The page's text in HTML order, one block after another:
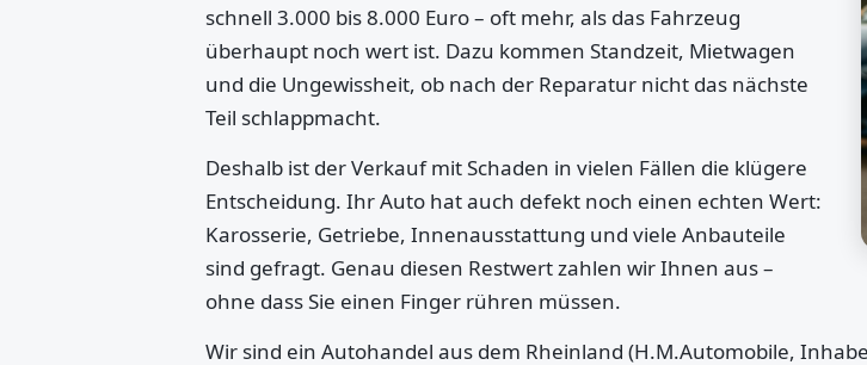
schnell 3.000 bis 8.000 Euro – oft mehr, als das Fahrzeug
überhaupt noch wert ist. Dazu kommen Standzeit, Mietwagen
und die Ungewissheit, ob nach der Reparatur nicht das nächste
Teil schlappmacht.
Deshalb ist der Verkauf mit Schaden in vielen Fällen die klügere
Entscheidung. Ihr Auto hat auch defekt noch einen echten Wert:
Karosserie, Getriebe, Innenausstattung und viele Anbauteile
sind gefragt. Genau diesen Restwert zahlen wir Ihnen aus –
ohne dass Sie einen Finger rühren müssen.
Wir sind ein Autohandel aus dem Rheinland (H.M.Automobile,